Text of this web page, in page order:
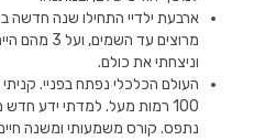
ארבעת ילדיי התחילו שנה חדשה
מרוצים עד
וניצחתי את כולם.
העולם הכלכלי נפתח בפניי.
100 רמות מעל. למדתי ידע
נתפס. קורס משמעותי ומשנה